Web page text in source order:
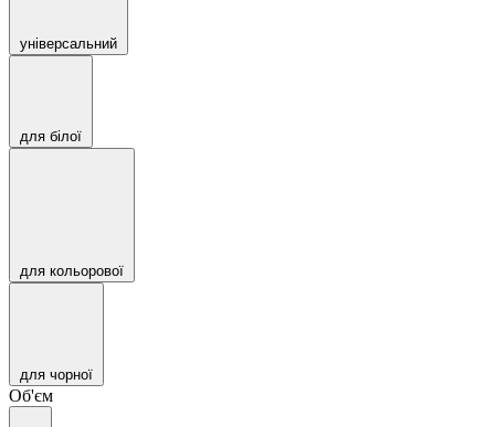
універсальний
для білої
для кольорової
для чорної
Об'єм